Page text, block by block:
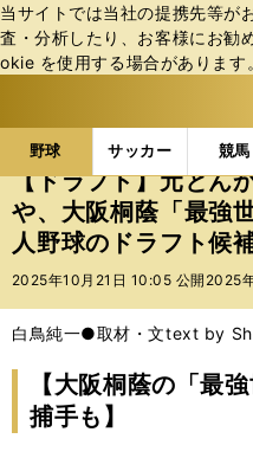
当サイトでは当社の提携先等が
査・分析したり、お客様にお勧
okie を使⽤する場合があります
野球 サッカー 競馬
b
ス
ポ
ル
テ
ー
バ
野球の記事一覧 高
【ドラフト】元とん
や、大阪桐蔭「最強
人野球のドラフト候
2025年10月21日 10:05 公開 2025
白鳥純一●取材・文text by
【大阪桐蔭の「最
捕手も】